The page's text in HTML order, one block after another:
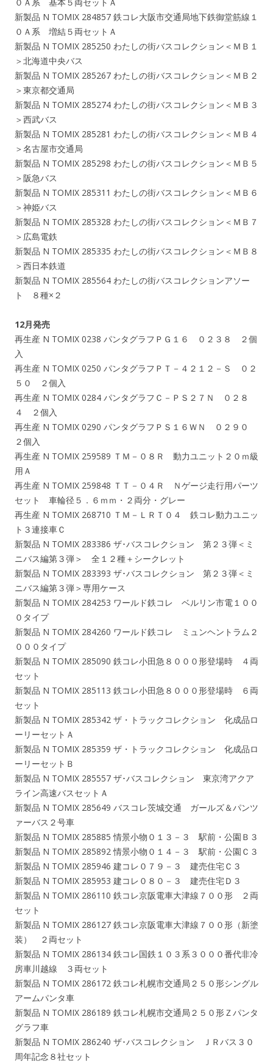
新製品 N TOMIX 284857 鉄コレ大阪市交通局地下鉄御堂筋線１
０Ａ系 増結５両セットＡ
新製品 N TOMIX 285250 わたしの街バスコレクション＜ＭＢ１
＞北海道中央バス
新製品 N TOMIX 285267 わたしの街バスコレクション＜ＭＢ２
＞東京都交通局
新製品 N TOMIX 285274 わたしの街バスコレクション＜ＭＢ３
＞西武バス
新製品 N TOMIX 285281 わたしの街バスコレクション＜ＭＢ４
＞名古屋市交通局
新製品 N TOMIX 285298 わたしの街バスコレクション＜ＭＢ５
＞阪急バス
新製品 N TOMIX 285311 わたしの街バスコレクション＜ＭＢ６
＞神姫バス
新製品 N TOMIX 285328 わたしの街バスコレクション＜ＭＢ７
＞広島電鉄
新製品 N TOMIX 285335 わたしの街バスコレクション＜ＭＢ８
＞西日本鉄道
新製品 N TOMIX 285564 わたしの街バスコレクションアソー
ト ８種×２
12月発売
再生産 N TOMIX 0238 パンタグラフＰＧ１６ ０２３８ ２個
入
再生産 N TOMIX 0250 パンタグラフＰＴ－４２１２－Ｓ ０２
５０ ２個入
再生産 N TOMIX 0284 パンタグラフＣ－ＰＳ２７Ｎ ０２８
４ ２個入
再生産 N TOMIX 0290 パンタグラフＰＳ１６ＷＮ ０２９０
２個入
再生産 N TOMIX 259589 ＴＭ－０８Ｒ 動力ユニット２０ｍ級
用Ａ
再生産 N TOMIX 259848 ＴＴ－０４Ｒ Ｎゲージ走行用パーツ
セット 車輪径５．６ｍｍ・２両分・グレー
再生産 N TOMIX 268710 ＴＭ－ＬＲＴ０４ 鉄コレ動力ユニッ
ト３連接車Ｃ
新製品 N TOMIX 283386 ザ･バスコレクション 第２３弾＜ミ
ニバス編第３弾＞ 全１２種＋シークレット
新製品 N TOMIX 283393 ザ･バスコレクション 第２３弾＜ミ
ニバス編第３弾＞専用ケース
新製品 N TOMIX 284253 ワールド鉄コレ ベルリン市電１００
０タイプ
新製品 N TOMIX 284260 ワールド鉄コレ ミュンヘントラム２
０００タイプ
新製品 N TOMIX 285090 鉄コレ小田急８０００形登場時 ４両
セット
新製品 N TOMIX 285113 鉄コレ小田急８０００形登場時 ６両
セット
新製品 N TOMIX 285342 ザ・トラックコレクション 化成品ロ
ーリーセットＡ
新製品 N TOMIX 285359 ザ・トラックコレクション 化成品ロ
ーリーセットＢ
新製品 N TOMIX 285557 ザ･バスコレクション 東京湾アクア
ライン高速バスセットＡ
新製品 N TOMIX 285649 バスコレ茨城交通 ガールズ＆パンツ
ァーバス２号車
新製品 N TOMIX 285885 情景小物０１３－３ 駅前・公園Ｂ３
新製品 N TOMIX 285892 情景小物０１４－３ 駅前・公園Ｃ３
新製品 N TOMIX 285946 建コレ０７９－３ 建売住宅Ｃ３
新製品 N TOMIX 285953 建コレ０８０－３ 建売住宅Ｄ３
新製品 N TOMIX 286110 鉄コレ京阪電車大津線７００形 ２両
セット
新製品 N TOMIX 286127 鉄コレ京阪電車大津線７００形（新塗
装） ２両セット
新製品 N TOMIX 286134 鉄コレ国鉄１０３系３０００番代非冷
房車川越線 ３両セット
新製品 N TOMIX 286172 鉄コレ札幌市交通局２５０形シングル
アームパンタ車
新製品 N TOMIX 286189 鉄コレ札幌市交通局２５０形Ｚパンタ
グラフ車
新製品 N TOMIX 286240 ザ･バスコレクション ＪＲバス３０
周年記念８社セット